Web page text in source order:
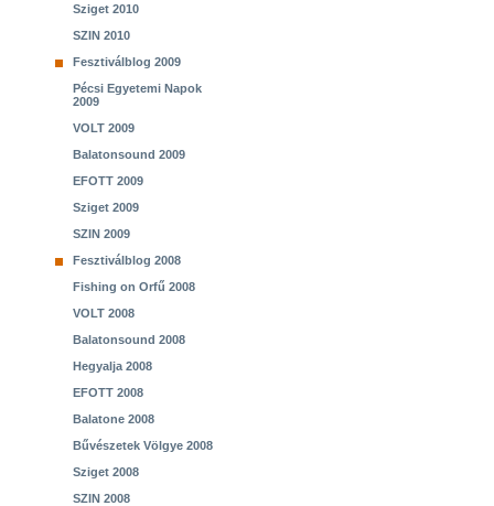
Sziget 2010
SZIN 2010
Fesztiválblog 2009
Pécsi Egyetemi Napok
2009
VOLT 2009
Balatonsound 2009
EFOTT 2009
Sziget 2009
SZIN 2009
Fesztiválblog 2008
Fishing on Orfű 2008
VOLT 2008
Balatonsound 2008
Hegyalja 2008
EFOTT 2008
Balatone 2008
Bűvészetek Völgye 2008
Sziget 2008
SZIN 2008